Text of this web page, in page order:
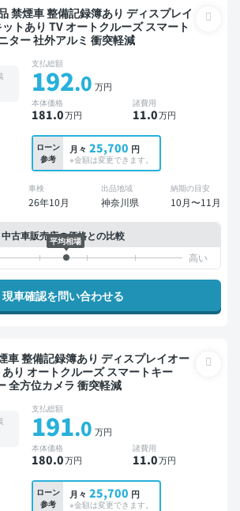
トあり TV オートクルーズ スマート
ター 社外アルミ 衝突軽減
支払総額
192.0 万円
本体価格
181.0万円
諸費用
11.0万円
ローン
参考
月々 25,700 円
※金額は変更できます。
車検
26年10月
出品地域
神奈川県
納期の目安
10月〜11月
中古車販売店の価格との比較
平均相場
現車確認を問い合わせる
り オートクルーズ スマートキー
全方位カメラ 衝突軽減
支払総額
191.0 万円
本体価格
180.0万円
諸費用
11.0万円
ローン
参考
月々 25,700 円
※金額は変更できます。